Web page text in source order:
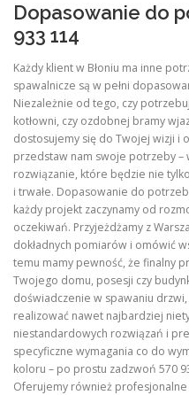
Dopasowanie do
933 114
Każdy klient w Błoniu ma inne
spawalnicze są w pełni
Niezależnie od tego, czy
kotłowni, czy ozdobnej bramy
dostosujemy się do Twojej wizji i
przedstaw nam swoje potrzeby –
rozwiązanie, które będzie nie
i trwałe. Dopasowanie do
każdy projekt zaczynamy od
oczekiwań. Przyjeżdżamy z
dokładnych pomiarów i omówić
temu mamy pewność, że finalny
Twojego domu, posesji czy
doświadczenie w spawaniu
realizować nawet najbardziej
niestandardowych rozwiązań i
specyficzne wymagania co do
koloru – po prostu zadzwoń 570
Oferujemy również